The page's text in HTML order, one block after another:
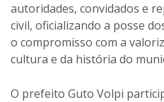
autoridades, convidados e
civil, oficializando a posse
o compromisso com a
cultura e da história do
O prefeito Guto Volpi